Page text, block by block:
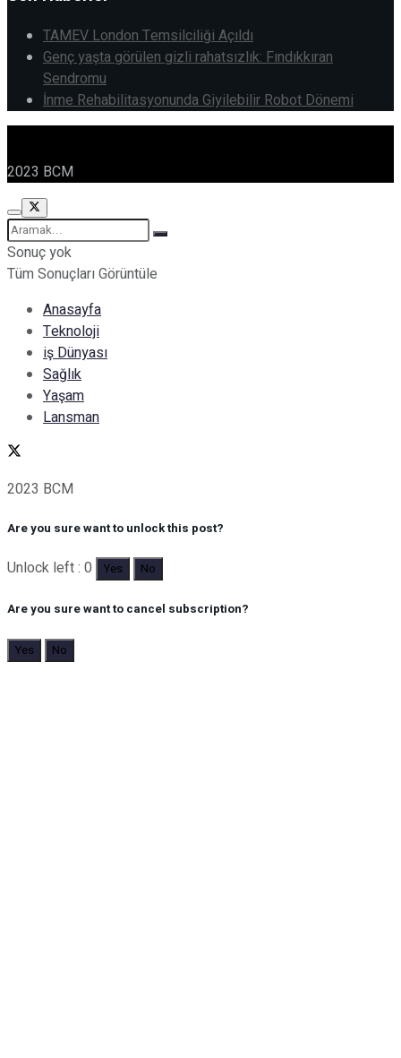
TAMEV London Temsilciliği Açıldı
Genç yaşta görülen gizli rahatsızlık: Fındıkkıran
Sendromu
İnme Rehabilitasyonunda Giyilebilir Robot Dönemi
2023 BCM
Sonuç yok
Tüm Sonuçları Görüntüle
Anasayfa
Teknoloji
iş Dünyası
Sağlık
Yaşam
Lansman
2023 BCM
Are you sure want to unlock this post?
Unlock left : 0 Yes No
Are you sure want to cancel subscription?
Yes No